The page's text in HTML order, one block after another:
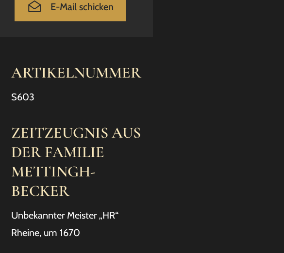
E-Mail schicken
ARTIKELNUMMER
S603
ZEITZEUGNIS AUS
DER FAMILIE
METTINGH-
BECKER
Unbekannter Meister „HR“
Rheine, um 1670